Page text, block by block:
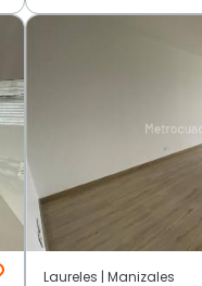
Laureles | Manizales